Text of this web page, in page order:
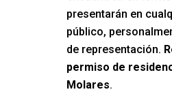
presentarán en
público,
de representación.
permiso de
Molares.